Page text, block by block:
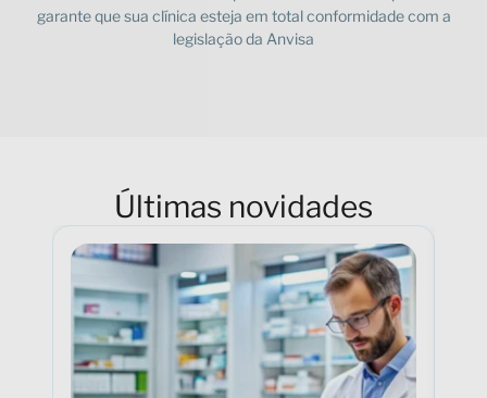
garante que sua clínica esteja em total conformidade com a
legislação da Anvisa
Últimas novidades